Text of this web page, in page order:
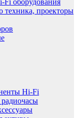
Fi оборудования
техника, проекторы
Hi-Fi